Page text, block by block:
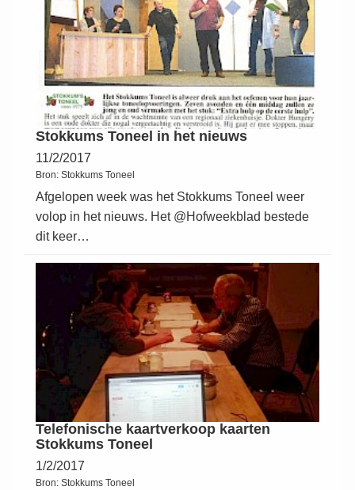
Stokkums Toneel in het nieuws
11/2/2017
Bron: Stokkums Toneel
Afgelopen week was het Stokkums Toneel weer
volop in het nieuws. Het @Hofweekblad bestede
dit keer…
Telefonische kaartverkoop kaarten
Stokkums Toneel
1/2/2017
Bron: Stokkums Toneel